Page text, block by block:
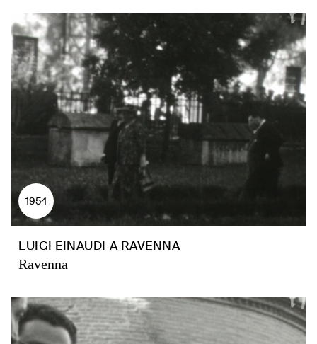
1954
LUIGI EINAUDI A RAVENNA
Ravenna